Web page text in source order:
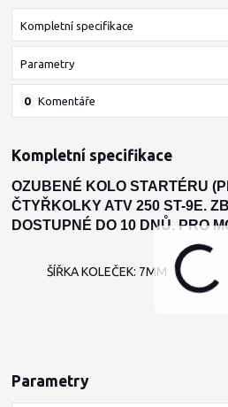
Kompletní specifikace
Parametry
Komentáře
0
Kompletní specifikace
OZUBENÉ KOLO STARTÉRU
ČTYŘKOLKY ATV 250 ST-9E.
DOSTUPNÉ DO 10 DNŮ. PRO
ŠÍŘKA KOLEČEK: 7MM
Parametry